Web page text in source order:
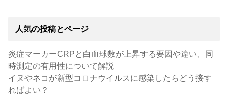
人気の投稿とページ
炎症マーカーCRPと白血球数が上昇する要因や違い、同
時測定の有用性について解説
イヌやネコが新型コロナウイルスに感染したらどう接す
ればよい？